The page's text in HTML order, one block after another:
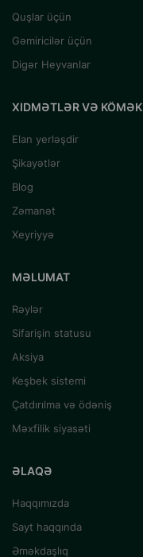
Quşlar üçün
Gəmiricilər üçün
Digər Heyvanlar
XIDMƏTLƏR VƏ KÖMƏK
Elan yerləşdir
Şikayətlər
Blog
Zəmanət
Xeyriyyə
MƏLUMAT
Rəylər
Sifarişin statusu
Aksiya
Keşbek sistemi
Çatdırılma və ödəniş
Məxfilik siyasəti
ƏLAQƏ
Haqqımızda
Sayt haqqında
Əməkdaşlıq